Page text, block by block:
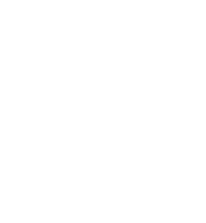
REȚETE CARE TE VOR
MATERIALE DE